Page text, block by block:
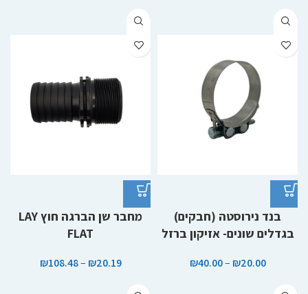
בנד נירוסטה (חבקים)
בגדלים שונים- אזיקון ברזל
₪20.00
–
₪40.00
מחבר שן הברגה חוץ LAY
FLAT
₪20.19
–
₪108.48